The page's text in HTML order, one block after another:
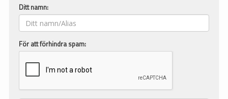
Ditt namn:
För att förhindra spam: